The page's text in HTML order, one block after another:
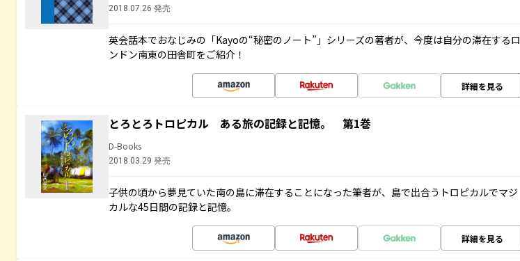
2018.07.26 発売
英会話本でおなじみの「Kayoの“秘密のノート”」シリーズの著者が、今度は自分の滞在するロ
ンドン南東の田舎町をご紹介！
詳細を見る
とろとろトロピカル ある旅の記録と記憶。 第1巻
D-Books
2018.03.29 発売
子供の頃から夢見ていた南の島に滞在することになった筆者が、島で出合うトロピカルでマジ
カルな45日間の記録と記憶。
詳細を見る